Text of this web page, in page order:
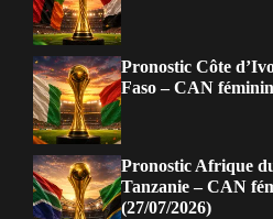
Pronostic Côte
Faso – CAN
Pronostic Afrique
Tanzanie – CAN
(27/07/2026)